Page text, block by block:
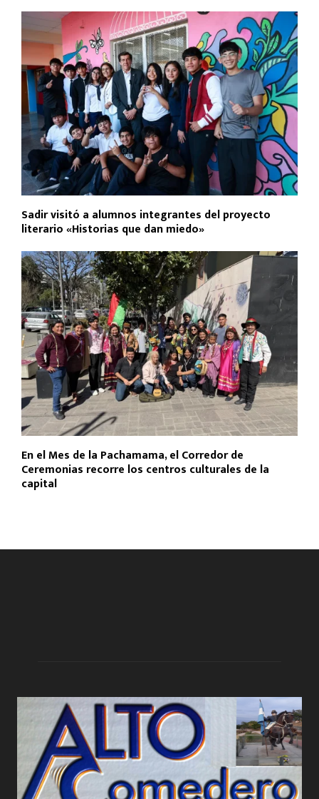
Sadir visitó a alumnos integrantes del proyecto
literario «Historias que dan miedo»
En el Mes de la Pachamama, el Corredor de
Ceremonias recorre los centros culturales de la
capital